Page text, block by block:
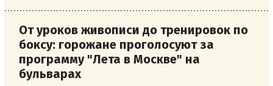
От уроков живописи до тренировок по
боксу: горожане проголосуют за
программу "Лета в Москве" на
бульварах